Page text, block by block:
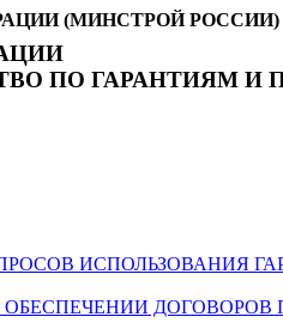
(МИНСТРОЙ РОССИИ)
ПО ГАРАНТИЯМ И
ИСПОЛЬЗОВАНИЯ
ДОГОВОРОВ